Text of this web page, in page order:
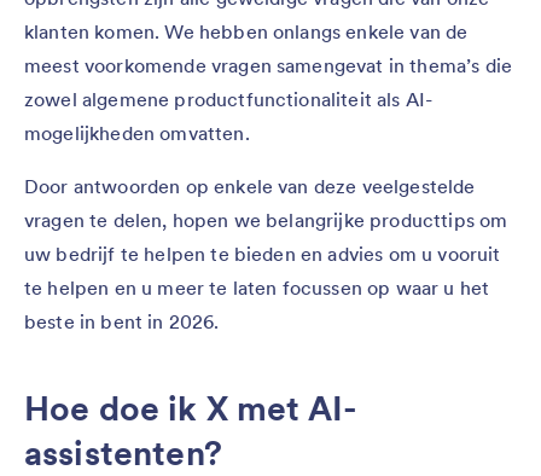
klanten komen. We hebben onlangs enkele van de
meest voorkomende vragen samengevat in thema’s die
zowel algemene productfunctionaliteit als AI-
mogelijkheden omvatten.
Door antwoorden op enkele van deze veelgestelde
vragen te delen, hopen we belangrijke producttips om
uw bedrijf te helpen te bieden en advies om u vooruit
te helpen en u meer te laten focussen op waar u het
beste in bent in 2026.
Hoe doe ik X met AI-
assistenten?